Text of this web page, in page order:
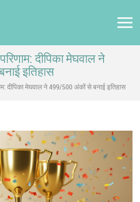
परिणाम: दीपिका मेघवाल ने
इतिहास
दीपिका मेघवाल ने 499/500 अंकों से बनाई इतिहास